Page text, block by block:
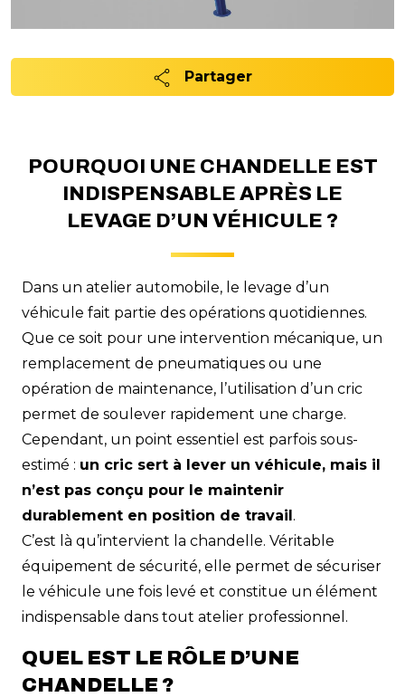
Partager
POURQUOI UNE CHANDELLE EST
INDISPENSABLE APRÈS LE
LEVAGE D’UN VÉHICULE ?
Dans un atelier automobile, le levage d’un
véhicule fait partie des opérations quotidiennes.
Que ce soit pour une intervention mécanique, un
remplacement de pneumatiques ou une
opération de maintenance, l’utilisation d’un cric
permet de soulever rapidement une charge.
Cependant, un point essentiel est parfois sous-
estimé : un cric sert à lever un véhicule, mais il
n’est pas conçu pour le maintenir
durablement en position de travail.
C’est là qu’intervient la chandelle. Véritable
équipement de sécurité, elle permet de sécuriser
le véhicule une fois levé et constitue un élément
indispensable dans tout atelier professionnel.
QUEL EST LE RÔLE D’UNE
CHANDELLE ?